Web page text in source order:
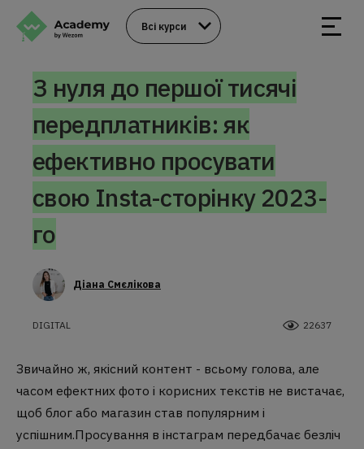
Всі курси
З нуля до першої тисячі
передплатників: як
ефективно просувати
свою Insta-сторінку 2023-
го
Діана Смєлікова
DIGITAL 22637
Звичайно ж, якісний контент - всьому голова, але
часом ефектних фото і корисних текстів не вистачає,
щоб блог або магазин став популярним і
успішним.Просування в інстаграм передбачає безліч